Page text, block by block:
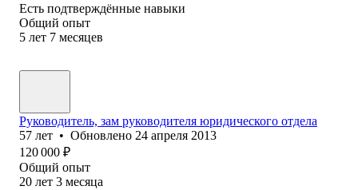
Есть подтверждённые навыки
Общий опыт
5 лет 7 месяцев
Руководитель, зам руководителя юридического отдела
57 лет • Обновлено 24 апреля 2013
120 000 ₽
Общий опыт
20 лет 3 месяца